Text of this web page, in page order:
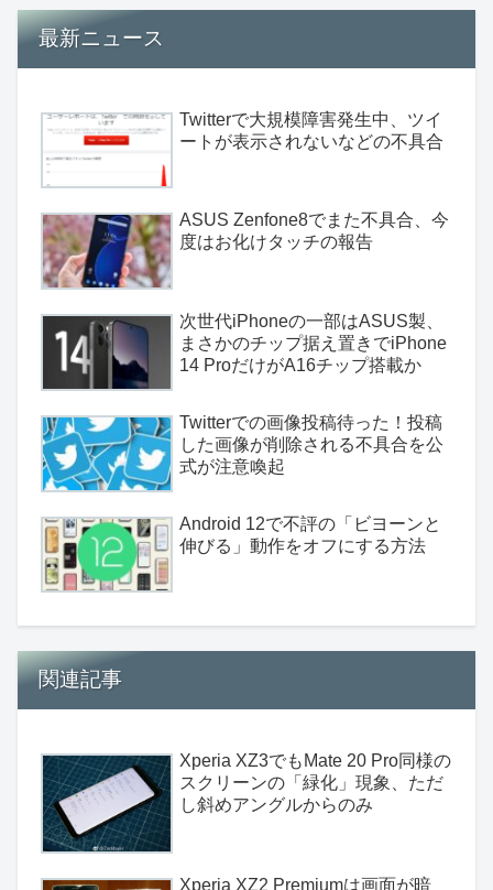
最新ニュース
Twitterで大規模障害発生中、ツイ
ートが表示されないなどの不具合
ASUS Zenfone8でまた不具合、今
度はお化けタッチの報告
次世代iPhoneの一部はASUS製、
まさかのチップ据え置きでiPhone
14 ProだけがA16チップ搭載か
Twitterでの画像投稿待った！投稿
した画像が削除される不具合を公
式が注意喚起
Android 12で不評の「ビヨーンと
伸びる」動作をオフにする方法
関連記事
Xperia XZ3でもMate 20 Pro同様の
スクリーンの「緑化」現象、ただ
し斜めアングルからのみ
Xperia XZ2 Premiumは画面が暗